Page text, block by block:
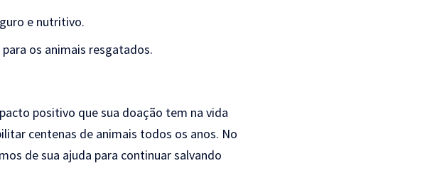
e nutritivo.
os animais resgatados.
positivo que sua doação tem na vida
centenas de animais todos os anos. No
de sua ajuda para continuar salvando